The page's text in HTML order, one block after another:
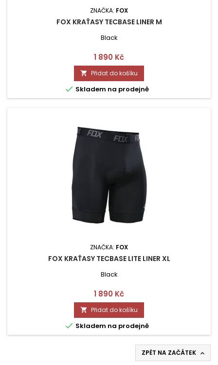
ZNAČKA: FOX
FOX KRAŤASY TECBASE LINER M
Black
Cena
1 890 Kč
 Přidat do košíku
 Skladem na prodejně
ZNAČKA: FOX
FOX KRAŤASY TECBASE LITE LINER XL
Black
Cena
1 890 Kč
 Přidat do košíku
 Skladem na prodejně
ZPĚT NA ZAČÁTEK 